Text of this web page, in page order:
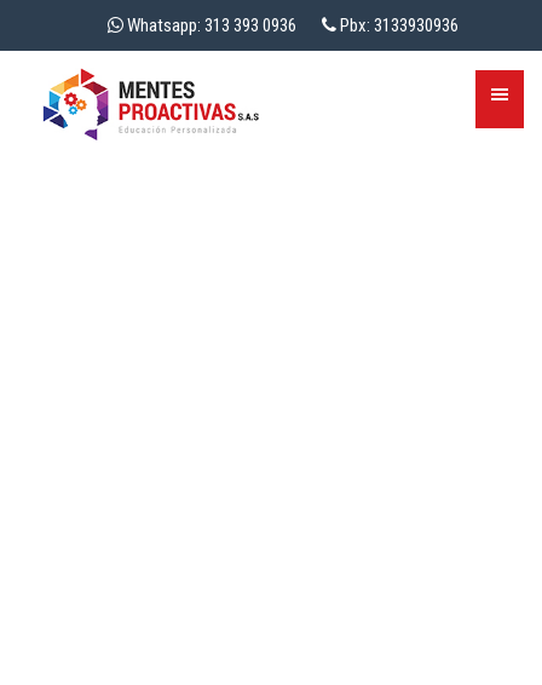
Whatsapp: 313 393 0936 Pbx: 3133930936